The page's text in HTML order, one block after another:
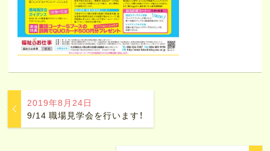
2019年8月24日
9/14 職場見学会を行います！